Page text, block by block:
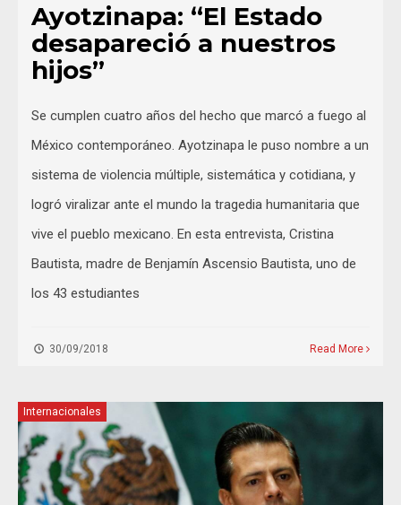
Ayotzinapa: “El Estado
desapareció a nuestros
hijos”
Se cumplen cuatro años del hecho que marcó a fuego al
México contemporáneo. Ayotzinapa le puso nombre a un
sistema de violencia múltiple, sistemática y cotidiana, y
logró viralizar ante el mundo la tragedia humanitaria que
vive el pueblo mexicano. En esta entrevista, Cristina
Bautista, madre de Benjamín Ascensio Bautista, uno de
los 43 estudiantes
30/09/2018 Read More
Internacionales